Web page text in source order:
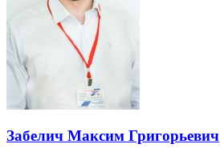
Забелич Максим Григорьевич